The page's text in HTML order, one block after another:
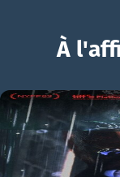
Five Nights
À